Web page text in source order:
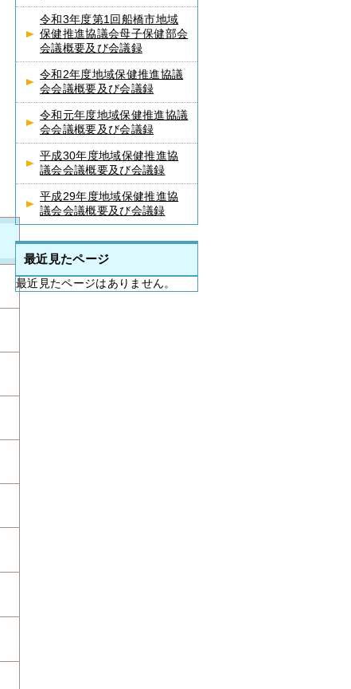
令和3年度第1回船橋市地域
保健推進協議会母子保健部会
会議概要及び会議録
令和2年度地域保健推進協議
会会議概要及び会議録
令和元年度地域保健推進協議
会会議概要及び会議録
平成30年度地域保健推進協
議会会議概要及び会議録
平成29年度地域保健推進協
議会会議概要及び会議録
最近見たページ
最近見たページはありません。